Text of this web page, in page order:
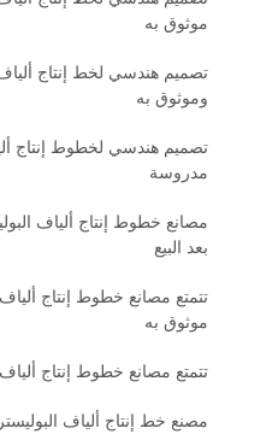
موثوق به
تصميم هندسي لخط إنتاج
وموثوق به
تصميم هندسي لخطوط إنتاج
مدروسة
مصانع خطوط إنتاج ألياف
بعد البيع
تتمتع مصانع خطوط إنتاج ألياف
موثوق به
تتمتع مصانع خطوط إنتاج
مصنع خط إنتاج ألياف